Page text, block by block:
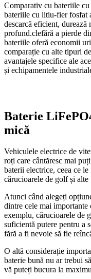
Comparativ cu bateriile
bateriile cu litiu-fier fosfat
descarcă eficient,
profund.clefără a pierde
bateriile oferă economii
comparație cu alte tipuri
avantajele specifice ale
și echipamentele
Baterie
mică
Vehiculele electrice de
roți care cântăresc mai
baterii electrice, ceea ce
cărucioarele de golf și
Atunci când alegeți
dintre cele mai importante
exemplu, cărucioarele de
suficientă putere pentru a
fără a fi nevoie să fie
O altă considerație
baterie bună nu ar trebui
vă puteți bucura la